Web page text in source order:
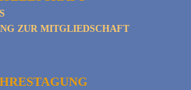
ZUR MITGLIEDSCHAFT